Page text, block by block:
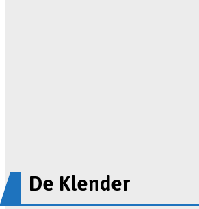
De Klender